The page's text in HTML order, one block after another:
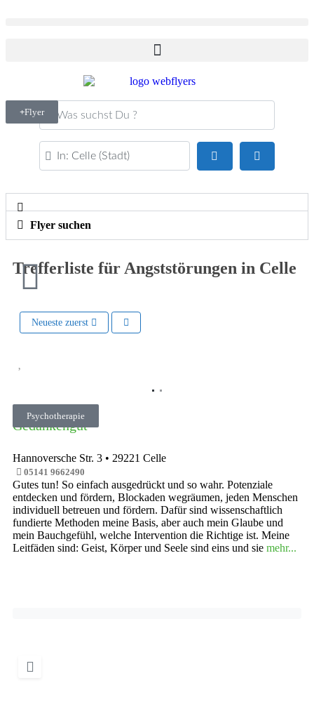
Flyer
PLZ oder Ort
Flyer suchen
Trefferliste für Angststörungen in Celle
Neueste zuerst
Psychotherapie
Gedankengut
Hannoversche Str. 3 • 29221 Celle
05141 9662490
Gutes tun! So einfach ausgedrückt und so wahr. Potenziale
entdecken und fördern, Blockaden wegräumen, jeden Menschen
individuell betreuen und fördern. Dafür sind wissenschaftlich
fundierte Methoden meine Basis, aber auch mein Glaube und
mein Bauchgefühl, welche Intervention die Richtige ist. Meine
Leitfäden sind: Geist, Körper und Seele sind eins und sie mehr...